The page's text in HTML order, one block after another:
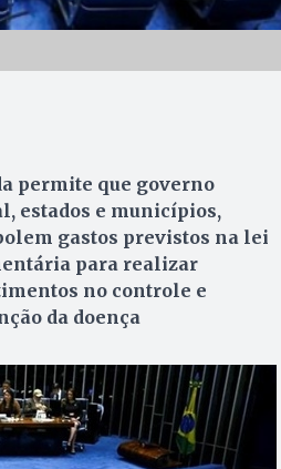
permite que governo
estados e municípios,
gastos previstos na lei
para realizar
no controle e
da doença